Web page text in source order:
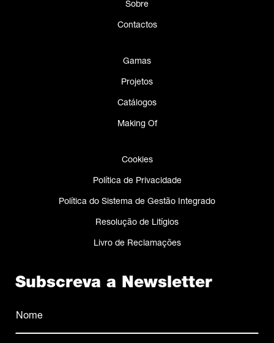
Sobre
Contactos
Gamas
Projetos
Catálogos
Making Of
Cookies
Política de Privacidade
Política do Sistema de Gestão Integrado
Resolução de Litígios
Livro de Reclamações
Subscreva a Newsletter